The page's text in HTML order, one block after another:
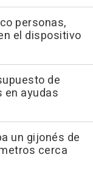
personas,
el dispositivo
de
ayudas
un gijonés de
cerca